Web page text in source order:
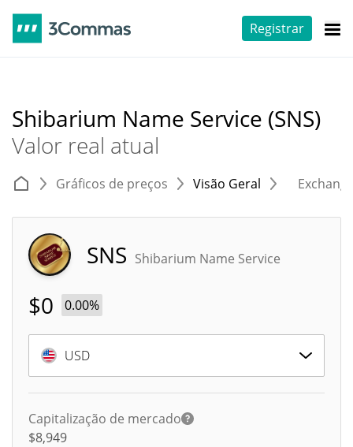
Registrar
Shibarium Name Service (SNS)
Valor real atual
Gráficos de preços Visão Geral
SNS Shibarium Name Service
$0 0.00%
USD
Capitalização de mercado
$8,949